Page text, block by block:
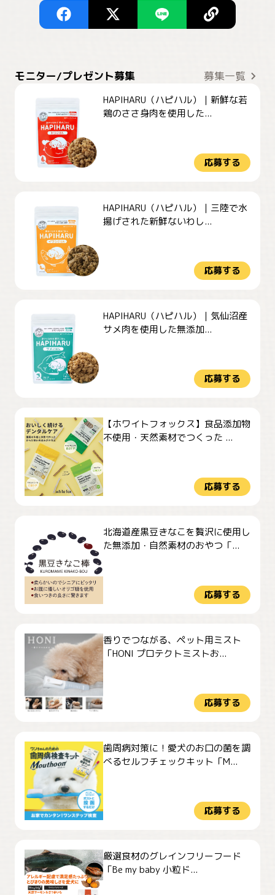
モニター/プレゼント募集 募集一覧
HAPIHARU（ハピハル）｜新鮮な若
鶏のささ身肉を使用した...
応募する
HAPIHARU（ハピハル）｜三陸で水
揚げされた新鮮ないわし...
応募する
HAPIHARU（ハピハル）｜気仙沼産
サメ肉を使用した無添加...
応募する
【ホワイトフォックス】食品添加物
不使用・天然素材でつくった ...
応募する
北海道産黒豆きなこを贅沢に使用し
た無添加・自然素材のおやつ「...
応募する
香りでつながる、ペット用ミスト
「HONI プロテクトミストお...
応募する
歯周病対策に！愛犬のお口の菌を調
べるセルフチェックキット「M...
応募する
厳選食材のグレインフリーフード
「Be my baby 小粒ド...